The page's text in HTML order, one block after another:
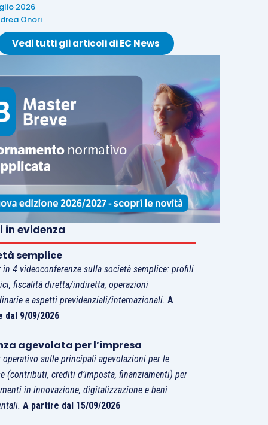
2026
Onori
Vedi tutti gli articoli di EC News
in evidenza
semplice
in 4 videoconferenze sulla società semplice: profili
fiscalità diretta/indiretta, operazioni
e aspetti previdenziali/internazionali.A
dal 9/09/2026
agevolata per l’impresa
operativo sulle principali agevolazioni per le
(contributi, crediti d’imposta, finanziamenti) per
in innovazione, digitalizzazione e beni
A partire dal 15/09/2026